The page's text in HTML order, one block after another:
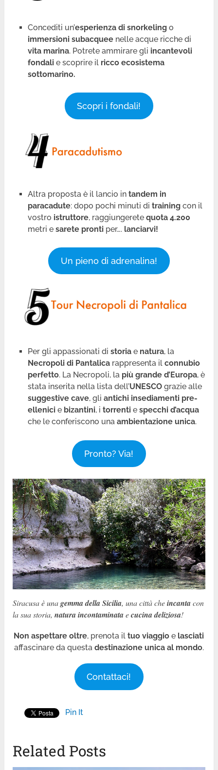
Concediti un’esperienza di snorkelingo
immersioni subacqueenelle acque ricche di
vita marina. Potrete ammirare gli incantevoli
fondalie scoprire il ricco ecosistema
sottomarino.
Scopri i fondali!
Altra proposta è il lancio intandem in
paracadute: dopo pochi minuti di training con il
vostro istruttore, raggiungerete quota 4.200
metri e sarete prontiper….lanciarvi!
Un pieno di adrenalina!
Per gli appassionati di storiae natura, la
Necropoli di Pantalicarappresenta il connubio
perfetto. La Necropoli, la più grande d’Europa, è
stata inserita nella lista dell’UNESCOgrazie alle
suggestive cave, gli antichi insediamenti pre-
ellenici e bizantini, i torrenti e specchi d’acqua
che le conferiscono una ambientazione unica.
Pronto? Via!
Siracusa è unagemma della Sicilia, una città cheincantacon
la sua storia,natura incontaminataecucina deliziosa!
Non aspettare oltre, prenota il tuo viaggio e lasciati
affascinare da questa destinazione unica al mondo.
Contattaci!
Pin It
Related Posts